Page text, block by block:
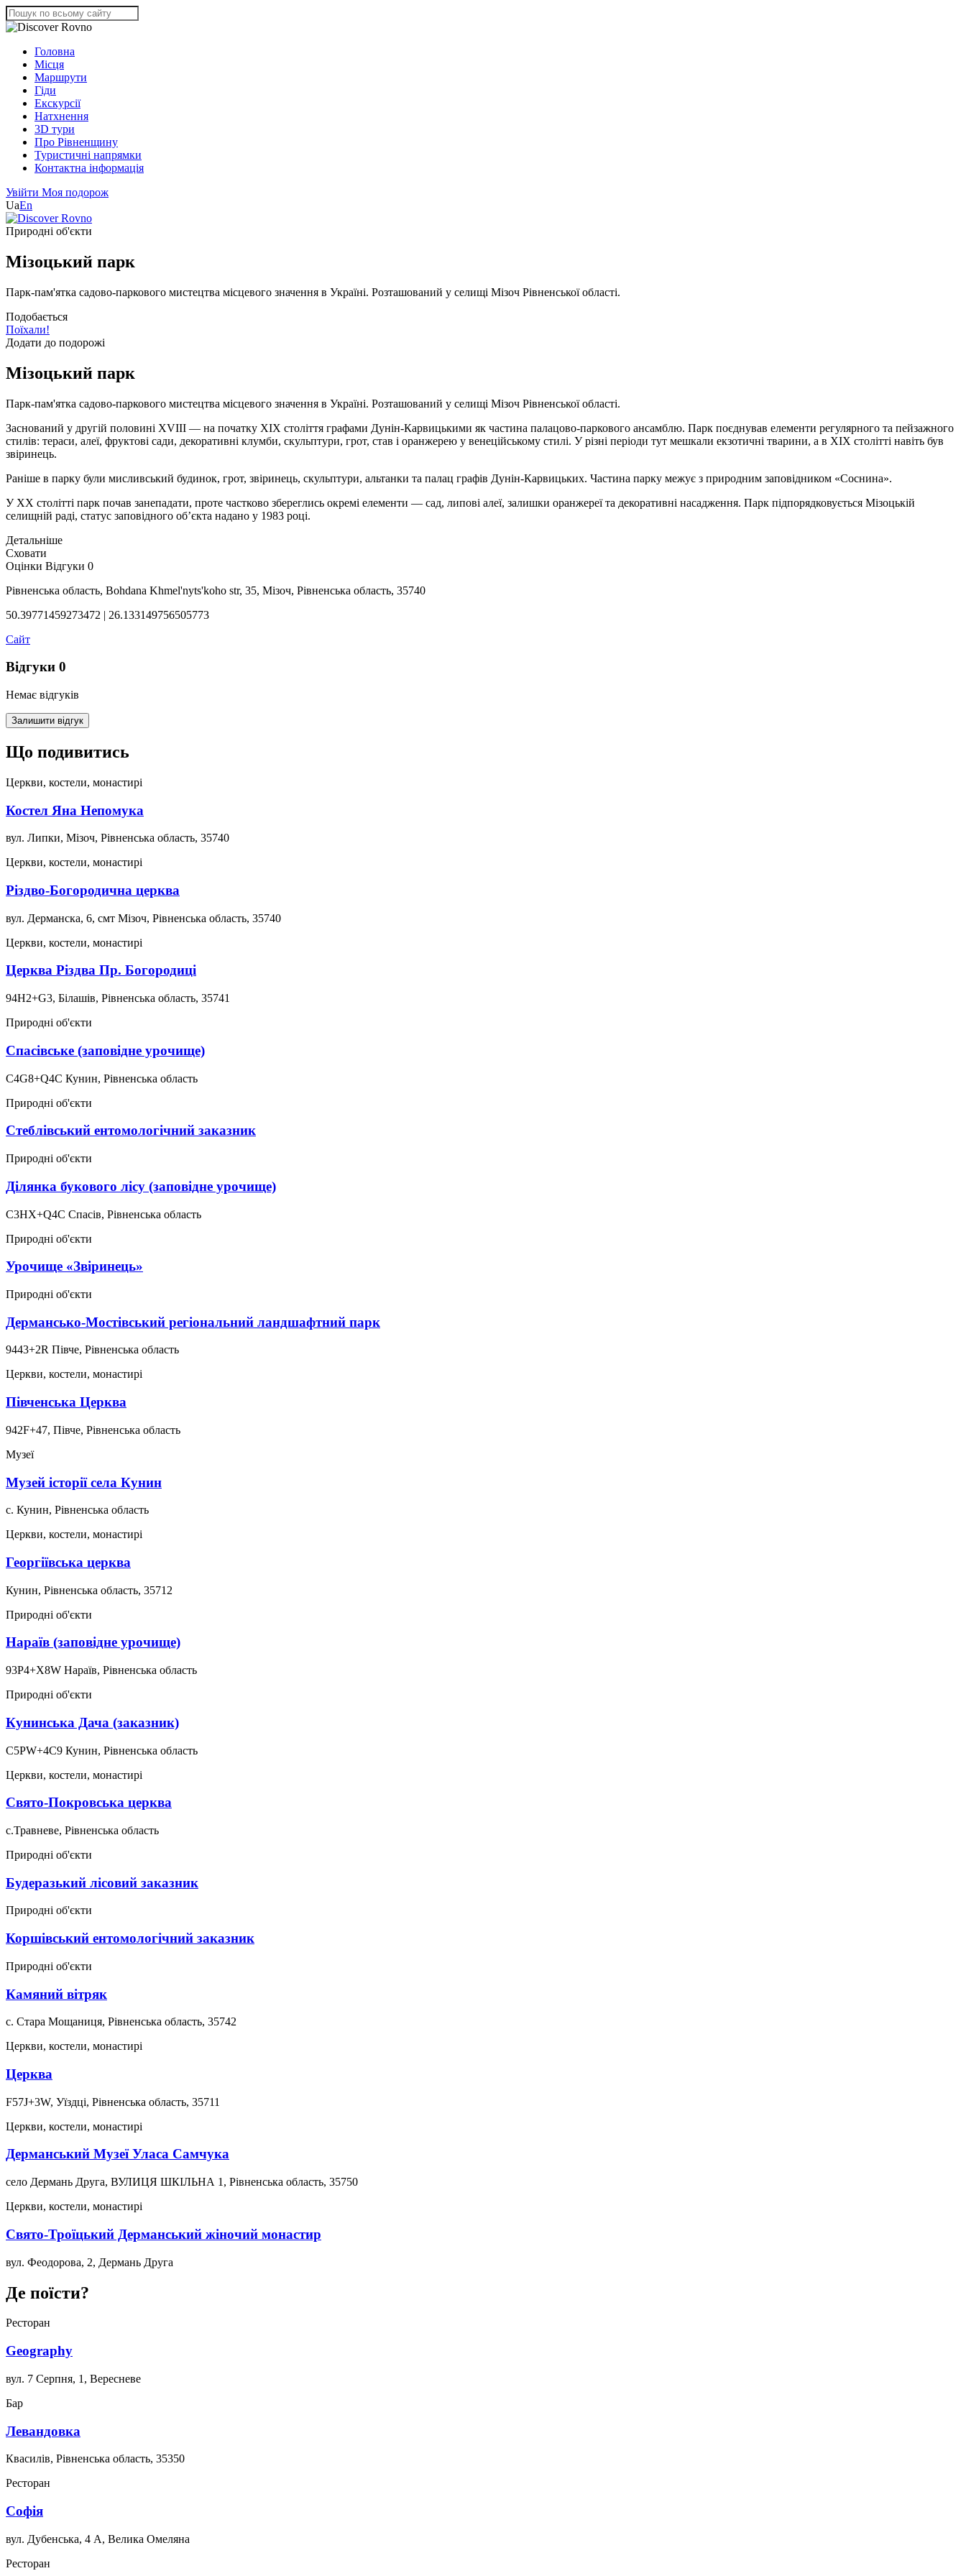
Головна
Місця
Маршрути
Гіди
Екскурсії
Натхнення
3D тури
Про Рівненщину
Туристичні напрямки
Контактна інформація
Увійти Моя подорож
UaEn
Природні об'єкти
Мізоцький парк
Парк-пам'ятка садово-паркового мистецтва місцевого значення в Україні. Розташований у селищі Мізоч Рівненської області.
Подобається
Поїхали!
Додати до подорожі
Мізоцький парк
Парк-пам'ятка садово-паркового мистецтва місцевого значення в Україні. Розташований у селищі Мізоч Рівненської області.
Заснований у другій половині XVIII — на початку XIX століття графами Дунін-Карвицькими як частина палацово-паркового ансамблю. Парк поєднував елементи регулярного та пейзажного
стилів: тераси, алеї, фруктові сади, декоративні клумби, скульптури, грот, став і оранжерею у венеційському стилі. У різні періоди тут мешкали екзотичні тварини, а в XIX столітті навіть був
звіринець.
Раніше в парку були мисливський будинок, грот, звіринець, скульптури, альтанки та палац графів Дунін-Карвицьких. Частина парку межує з природним заповідником «Соснина».
У XX столітті парк почав занепадати, проте частково збереглись окремі елементи — сад, липові алеї, залишки оранжереї та декоративні насадження. Парк підпорядковується Мізоцькій
селищній раді, статус заповідного об’єкта надано у 1983 році.
Детальніше
Сховати
Оцінки Відгуки 0
Рівненська область, Bohdana Khmel'nyts'koho str, 35, Мізоч, Рівненська область, 35740
50.39771459273472 | 26.133149756505773
Сайт
Відгуки 0
Немає відгуків
Залишити відгук
Що подивитись
Церкви, костели, монастирі
Костел Яна Непомука
вул. Липки, Мізоч, Рівненська область, 35740
Церкви, костели, монастирі
Різдво-Богородична церква
вул. Дерманска, 6, смт Мізоч, Рівненська область, 35740
Церкви, костели, монастирі
Церква Різдва Пр. Богородиці
94H2+G3, Білашів, Рівненська область, 35741
Природні об'єкти
Спасівське (заповідне урочище)
C4G8+Q4C Кунин, Рівненська область
Природні об'єкти
Стеблівський ентомологічний заказник
Природні об'єкти
Ділянка букового лісу (заповідне урочище)
C3HX+Q4C Спасів, Рівненська область
Природні об'єкти
Урочище «Звіринець»
Природні об'єкти
Дермансько-Мостівський регіональний ландшафтний парк
9443+2R Півче, Рівненська область
Церкви, костели, монастирі
Півченська Церква
942F+47, Півче, Рівненська область
Музеї
Музей історії села Кунин
с. Кунин, Рівненська область
Церкви, костели, монастирі
Георгіївська церква
Кунин, Рівненська область, 35712
Природні об'єкти
Нараїв (заповідне урочище)
93P4+X8W Нараїв, Рівненська область
Природні об'єкти
Кунинська Дача (заказник)
C5PW+4C9 Кунин, Рівненська область
Церкви, костели, монастирі
Свято-Покровська церква
с.Травневе, Рівненська область
Природні об'єкти
Будеразький лісовий заказник
Природні об'єкти
Коршівський ентомологічний заказник
Природні об'єкти
Камяний вітряк
с. Стара Мощаниця, Рівненська область, 35742
Церкви, костели, монастирі
Церква
F57J+3W, Уїздці, Рівненська область, 35711
Церкви, костели, монастирі
Дерманський Музеї Уласа Самчука
село Дермань Друга, ВУЛИЦЯ ШКІЛЬНА 1, Рівненська область, 35750
Церкви, костели, монастирі
Свято-Троїцький Дерманський жіночий монастир
вул. Феодорова, 2, Дермань Друга
Де поїсти?
Ресторан
Geography
вул. 7 Серпня, 1, Вересневе
Бар
Левандовка
Квасилів, Рівненська область, 35350
Ресторан
Софія
вул. Дубенська, 4 А, Велика Омеляна
Ресторан